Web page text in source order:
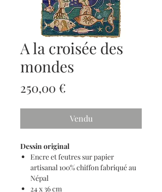
A la croisée des
mondes
250,00 €
Vendu
Dessin original
Encre et feutres sur papier
artisanal 100% chiffon fabriqué au
Népal
24 x 36 cm